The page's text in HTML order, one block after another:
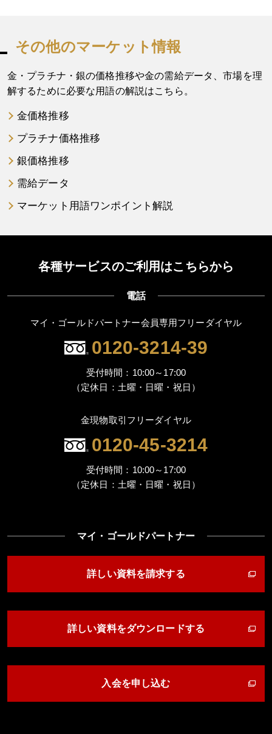
その他のマーケット情報
金・プラチナ・銀の価格推移や金の需給データ、市場を理
解するために必要な用語の解説はこちら。
金価格推移
プラチナ価格推移
銀価格推移
需給データ
マーケット用語ワンポイント解説
各種サービスのご利用はこちらから
電話
マイ・ゴールドパートナー会員専用フリーダイヤル
0120-3214-39
受付時間：10:00～17:00
（定休日：土曜・日曜・祝日）
金現物取引フリーダイヤル
0120-45-3214
受付時間：10:00～17:00
（定休日：土曜・日曜・祝日）
マイ・ゴールドパートナー
詳しい資料を請求する
詳しい資料をダウンロードする
入会を申し込む